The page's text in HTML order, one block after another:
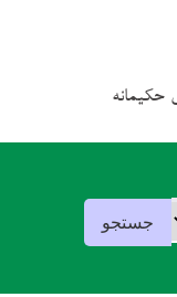
حکیمانه